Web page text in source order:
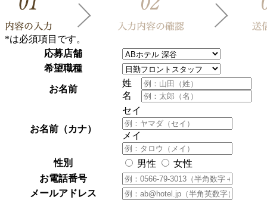
*は必須項目です。
応募店舗
希望職種
お名前
姓
名
お名前（カナ）
セイ
メイ
性別 男性
女性
お電話番号
メールアドレス